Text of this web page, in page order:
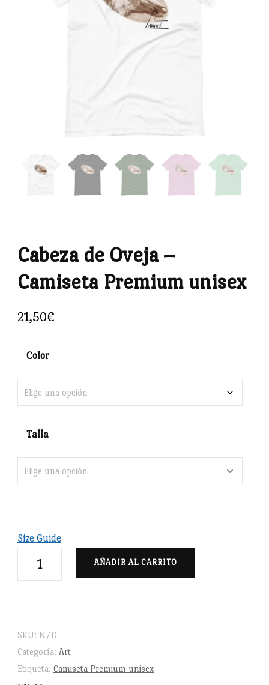
Cabeza de Oveja –
Camiseta Premium unisex
21,50€
Color
Talla
Size Guide
Cabeza
Camiseta
Premium
unisex
AÑADIR AL CARRITO
SKU: N/D
Categoría: Art
Etiqueta: Camiseta Premium unisex